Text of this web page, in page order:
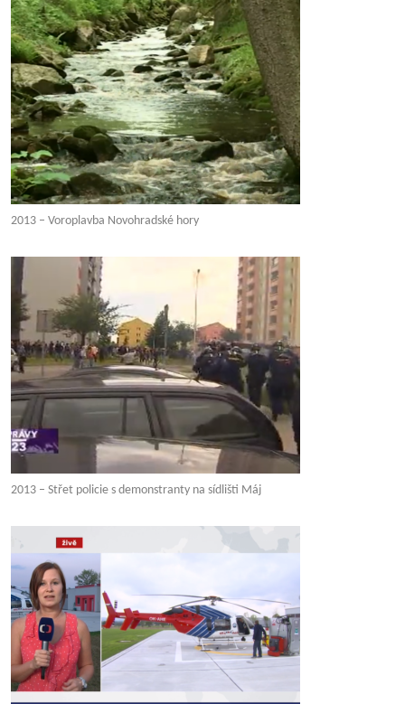
2013 – Voroplavba Novohradské hory
2013 – Střet policie s demonstranty na sídlišti Máj